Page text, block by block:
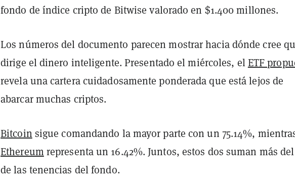
fondo de índice cripto de Bitwise valorado en $1.400 millones.
Los números del documento parecen mostrar hacia dónde cree
dirige el dinero inteligente. Presentado el miércoles, elETF
revela una cartera cuidadosamente ponderada que está lejos de
abarcar muchas criptos.
Bitcoin sigue comandando la mayor parte con un 75.14%,
Ethereum representa un 16.42%. Juntos, estos dos suman más
de las tenencias del fondo.